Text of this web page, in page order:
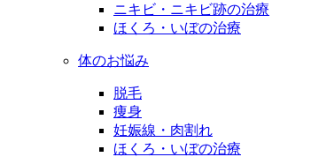
ニキビ・ニキビ跡の治療
ほくろ・いぼの治療
体のお悩み
脱毛
痩身
妊娠線・肉割れ
ほくろ・いぼの治療